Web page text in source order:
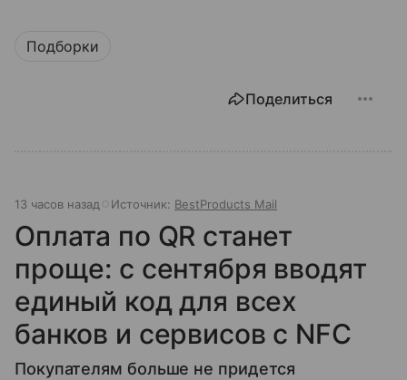
Подборки
Поделиться
13 часов назад Источник: BestProducts Mail
Оплата по QR станет
проще: с сентября вводят
единый код для всех
банков и сервисов с NFC
Покупателям больше не придется